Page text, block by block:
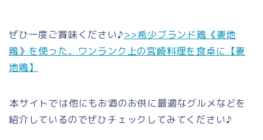
ぜひ一度ご賞味ください♪>>希少ブランド鶏《妻地
鶏》を使った、ワンランク上の宮崎料理を食卓に【妻
地鶏】
本サイトでは他にもお酒のお供に最適なグルメなどを
紹介しているのでぜひチェックしてみてください♪